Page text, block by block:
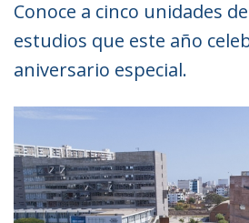
Conoce a cinco unidades
estudios que este año
aniversario especial.